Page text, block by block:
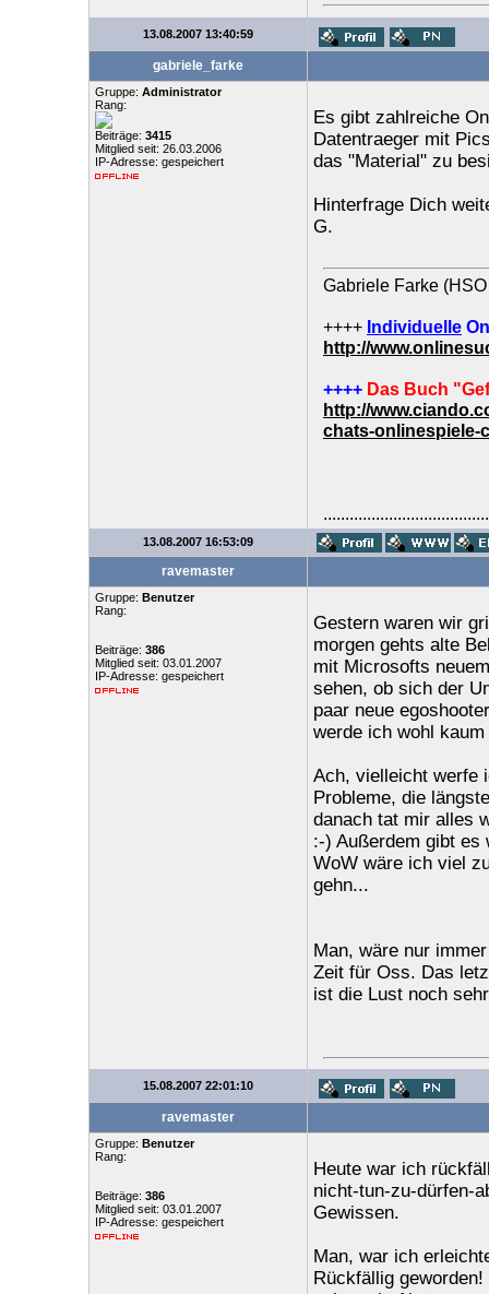
13.08.2007 13:40:59
gabriele_farke
Gruppe: Administrator
Rang:
Beiträge: 3415
Mitglied seit: 26.03.2006
IP-Adresse: gespeichert
Es gibt zahlreiche
Datentraeger mit
das "Material" zu
Hinterfrage Dich
G.
Gabriele Farke (HSO
++++ Individuelle
http://
++++ Das Buch
http://
chats-onlinespiele-
13.08.2007 16:53:09
ravemaster
Gruppe: Benutzer
Rang:
Beiträge: 386
Mitglied seit: 03.01.2007
IP-Adresse: gespeichert
Gestern waren wir
morgen gehts alte
mit Microsofts
sehen, ob sich der
paar neue
werde ich wohl
Ach, vielleicht werfe
Probleme, die
danach tat mir alles
:-) Außerdem gibt es
WoW wäre ich viel
gehn...
Man, wäre nur
Zeit für Oss. Das
ist die Lust noch
15.08.2007 22:01:10
ravemaster
Gruppe: Benutzer
Rang:
Beiträge: 386
Mitglied seit: 03.01.2007
IP-Adresse: gespeichert
Heute war ich
nicht-tun-zu-dürfen-
Gewissen.
Man, war ich
Rückfällig